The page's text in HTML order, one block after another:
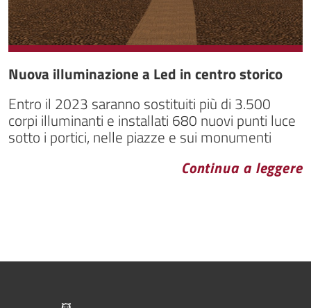
Nuova illuminazione a Led in centro storico
Entro il 2023 saranno sostituiti più di 3.500
corpi illuminanti e installati 680 nuovi punti luce
sotto i portici, nelle piazze e sui monumenti
Continua a leggere